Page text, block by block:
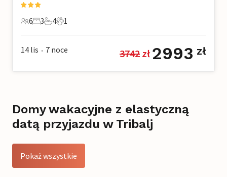
6 Goście
6
3 Sypialnie
3
4 Łazienki
4
1 Zwierzę domowe
1
14 lis • 7 noce 3742 zł 2993 zł
Domy wakacyjne z elastyczną
datą przyjazdu w Tribalj
Pokaż wszystkie